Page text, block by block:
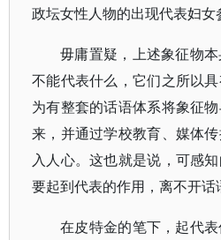
政坛女性人物的出现代表妇女
毋庸置疑，上述象征物
不能代表什么，它们之所以
为有整套的话语体系将象征
来，并通过学校教育、媒体
入人心。这也就是说，可感
要起到代表的作用，离不开话
在皮特金的笔下，起代